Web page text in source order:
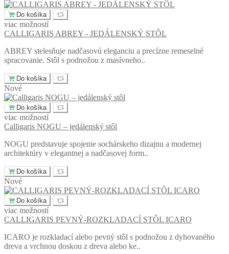
Do košíka
viac možností
CALLIGARIS ABREY - JEDÁLENSKÝ STÔL
ABREY stelesňuje nadčasovú eleganciu a precízne remeselné
spracovanie. Stôl s podnožou z masívneho..
Do košíka
Nové
Do košíka
viac možností
Calligaris NOGU – jedálenský stôl
NOGU predstavuje spojenie sochárskeho dizajnu a modernej
architektúry v elegantnej a nadčasovej form..
Do košíka
Nové
Do košíka
viac možností
CALLIGARIS PEVNÝ-ROZKLADACÍ STÔL ICARO
ICARO je rozkladací alebo pevný stôl s podnožou z dyhovaného
dreva a vrchnou doskou z dreva alebo ke..